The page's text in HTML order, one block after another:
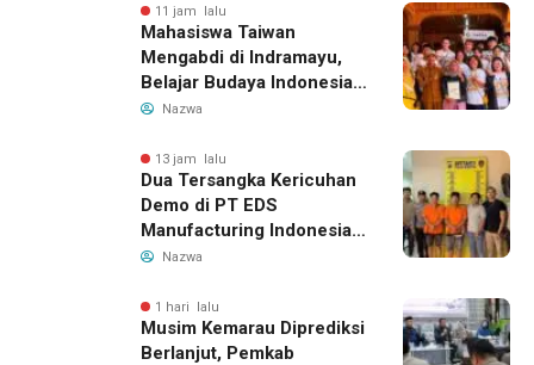
11 jam lalu
Mahasiswa Taiwan
Mengabdi di Indramayu,
Belajar Budaya Indonesia
dan Edukasi Pekerja
Nazwa
13 jam lalu
Dua Tersangka Kericuhan
Demo di PT EDS
Manufacturing Indonesia
Ditahan, Polda Banten
Pengelolaan Limbah
Nazwa
1 hari lalu
Musim Kemarau Diprediksi
Berlanjut, Pemkab